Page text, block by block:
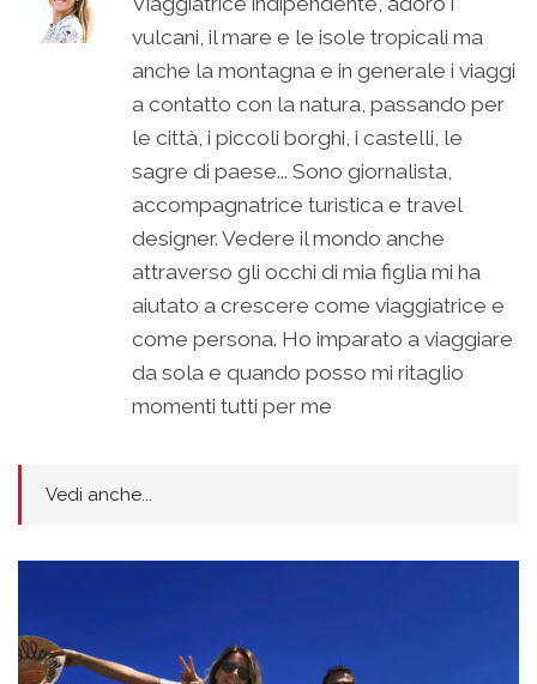
vulcani, il mare e le isole tropicali ma
anche la montagna e in generale i viaggi
a contatto con la natura, passando per
le città, i piccoli borghi, i castelli, le
sagre di paese... Sono giornalista,
accompagnatrice turistica e travel
designer. Vedere il mondo anche
attraverso gli occhi di mia figlia mi ha
aiutato a crescere come viaggiatrice e
come persona. Ho imparato a viaggiare
da sola e quando posso mi ritaglio
momenti tutti per me
Vedi anche...